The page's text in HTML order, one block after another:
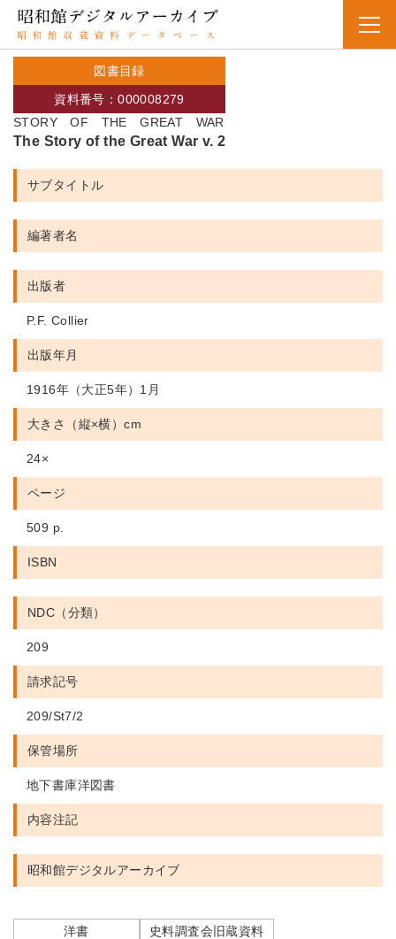
図書目録
STORY OF THE GREAT WAR
資料番号：000008279
The Story of the Great War v. 2
サブタイトル
編著者名
出版者
P.F. Collier
出版年月
1916年（大正5年）1月
大きさ（縦×横）cm
24×
ページ
509 p.
ISBN
NDC（分類）
209
請求記号
209/St7/2
保管場所
地下書庫洋図書
内容注記
昭和館デジタルアーカイブ
洋書 史料調査会旧蔵資料